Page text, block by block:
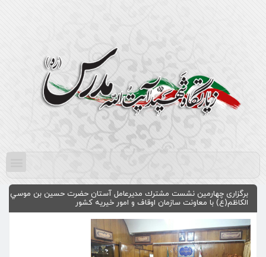
برگزاری چهارمين نشست مشترك مديرعامل آستان حضرت حسين بن موسي
الكاظم(ع) با معاونت سازمان اوقاف و امور خيريه كشور